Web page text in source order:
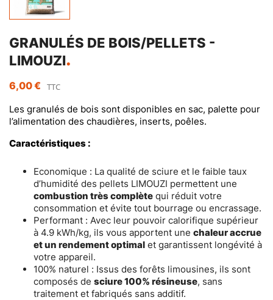
GRANULÉS DE BOIS/PELLETS -
LIMOUZI
6,00 € TTC
Les granulés de bois sont disponibles en sac, palette pour
l’alimentation des chaudières, inserts, poêles.
Caractéristiques :
Economique : La qualité de sciure et le faible taux
d’humidité des pellets LIMOUZI permettent une
combustion très complète qui réduit votre
consommation et évite tout bourrage ou encrassage.
Performant : Avec leur pouvoir calorifique supérieur
à 4.9 kWh/kg, ils vous apportent une chaleur accrue
et un rendement optimal et garantissent longévité à
votre appareil.
100% naturel : Issus des forêts limousines, ils sont
composés de sciure 100% résineuse, sans
traitement et fabriqués sans additif.